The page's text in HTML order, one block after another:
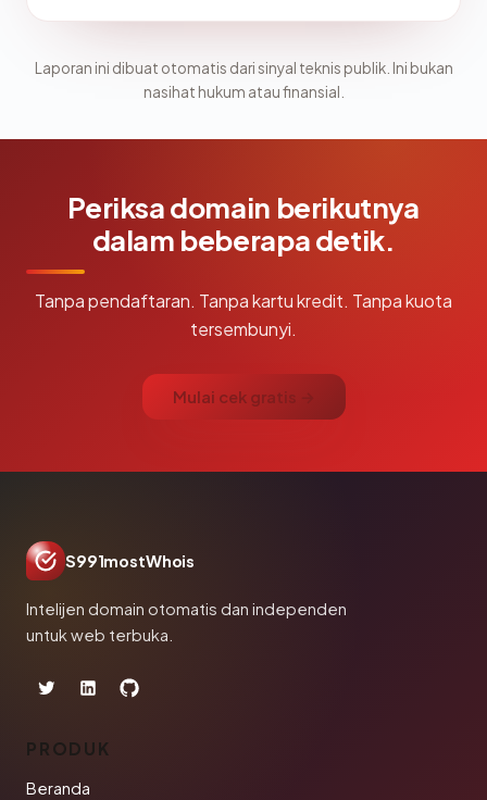
Laporan ini dibuat otomatis dari sinyal teknis publik. Ini bukan
nasihat hukum atau finansial.
Periksa domain berikutnya
dalam beberapa detik.
Tanpa pendaftaran. Tanpa kartu kredit. Tanpa kuota
tersembunyi.
Mulai cek gratis →
S991mostWhois
Intelijen domain otomatis dan independen
untuk web terbuka.
PRODUK
Beranda